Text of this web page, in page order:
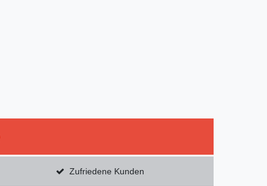
Zufriedene Kunden